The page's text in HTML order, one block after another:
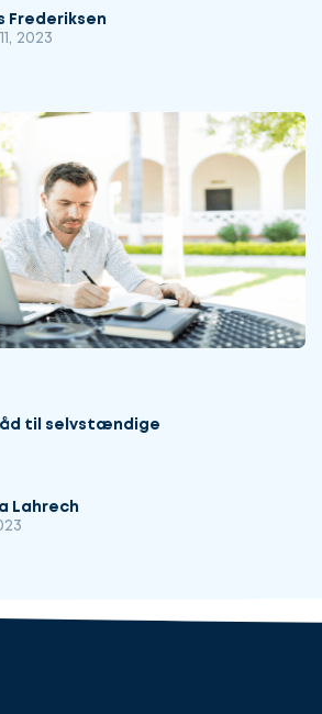
Frederiksen
2023
til selvstændige
Lahrech